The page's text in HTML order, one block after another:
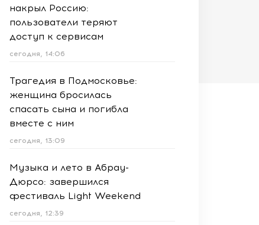
накрыл Россию:
пользователи теряют
доступ к сервисам
сегодня, 14:06
Трагедия в Подмосковье:
женщина бросилась
спасать сына и погибла
вместе с ним
сегодня, 13:09
Музыка и лето в Абрау-
Дюрсо: завершился
фестиваль Light Weekend
сегодня, 12:39